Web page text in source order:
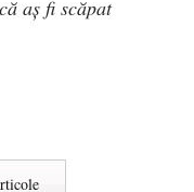
aș fi scăpat